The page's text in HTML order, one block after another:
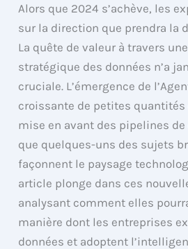
Alors que 2024 s’achève, les
sur la direction que prendra la
La quête de valeur à travers
stratégique des données n’a
cruciale. L’émergence de
croissante de petites quantités
mise en avant des pipelines
que quelques-uns des sujets
façonnent le paysage
article plonge dans ces
analysant comment elles
manière dont les entreprises
données et adoptent